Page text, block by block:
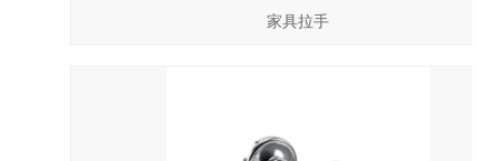
家具拉手